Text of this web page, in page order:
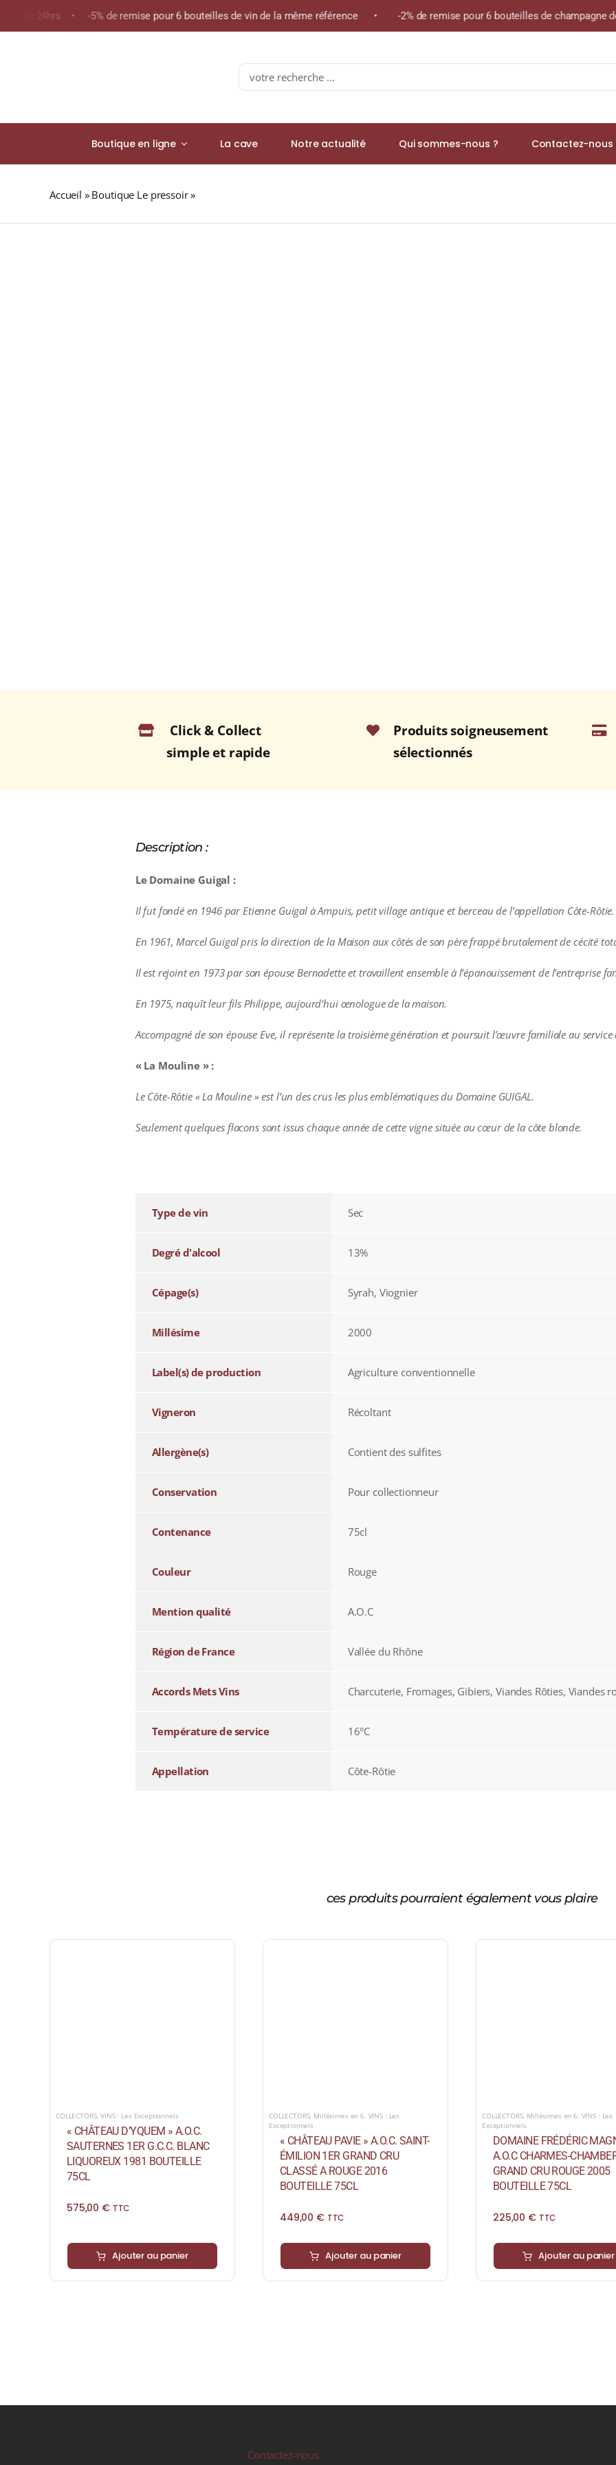
24hrs • -5% de remise pour 6 bouteilles de vin de la même référence • -2% de remise pour 6 bouteilles de champagne de
Search
for:
Boutique en ligne La cave Notre actualité Qui sommes-nous ? Contactez-nous
Accueil » Boutique Le pressoir»
Click & Collect
simple et rapide
Produits soigneusement
sélectionnés
Description :
Le Domaine Guigal :
Il fut fondé en 1946 par Etienne Guigal à Ampuis, petit village antique et berceau de l’appellation Côte-Rôtie.
En 1961, Marcel Guigal pris la direction de la Maison aux côtés de son père frappé brutalement de cécité
Il est rejoint en 1973 par son épouse Bernadette et travaillent ensemble à l’épanouissement de l’entreprise
En 1975, naquît leur fils Philippe, aujourd’hui œnologue de la maison.
Accompagné de son épouse Eve, il représente la troisième génération et poursuit l’œuvre familiale au service
« La Mouline » :
Le Côte-Rôtie « La Mouline » est l’un des crus les plus emblématiques du Domaine GUIGAL.
Seulement quelques flacons sont issus chaque année de cette vigne située au cœur de la côte blonde.
Type de vin Sec
Degré d'alcool 13%
Cépage(s) Syrah, Viognier
Millésime 2000
Label(s) de production Agriculture conventionnelle
Vigneron Récoltant
Allergène(s) Contient des sulfites
Conservation Pour collectionneur
Contenance 75cl
Couleur Rouge
Mention qualité A.O.C
Région de France Vallée du Rhône
Accords Mets Vins Charcuterie, Fromages, Gibiers, Viandes Rôties, Viandes
Température de service 16°C
Appellation Côte-Rôtie
ces produits pourraient également vous plaire
COLLECTORS,VINS : Les Exceptionnels
« CHÂTEAU D’YQUEM » A.O.C.
SAUTERNES 1ER G.C.C. BLANC
LIQUOREUX 1981 BOUTEILLE
75CL
575,00 € TTC
Ajouter au panier
COLLECTORS, Millésimes en 6, VINS : Les
Exceptionnels
« CHÂTEAU PAVIE » A.O.C. SAINT-
ÉMILION 1ER GRAND CRU
CLASSÉ A ROUGE 2016
BOUTEILLE 75CL
449,00 € TTC
Ajouter au panier
COLLECTORS, Millésimes en 6, VINS : Les
Exceptionnels
DOMAINE FRÉDÉRIC
A.O.C CHARMES-
GRAND CRU ROUGE 2005
BOUTEILLE 75CL
225,00 € TTC
Ajouter au panier
Contactez-nous